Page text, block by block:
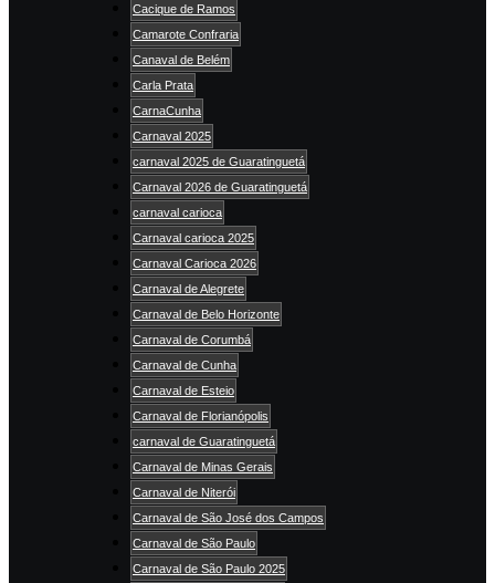
Cacique de Ramos
Camarote Confraria
Canaval de Belém
Carla Prata
CarnaCunha
Carnaval 2025
carnaval 2025 de Guaratinguetá
Carnaval 2026 de Guaratinguetá
carnaval carioca
Carnaval carioca 2025
Carnaval Carioca 2026
Carnaval de Alegrete
Carnaval de Belo Horizonte
Carnaval de Corumbá
Carnaval de Cunha
Carnaval de Esteio
Carnaval de Florianópolis
carnaval de Guaratinguetá
Carnaval de Minas Gerais
Carnaval de Niterói
Carnaval de São José dos Campos
Carnaval de São Paulo
Carnaval de São Paulo 2025